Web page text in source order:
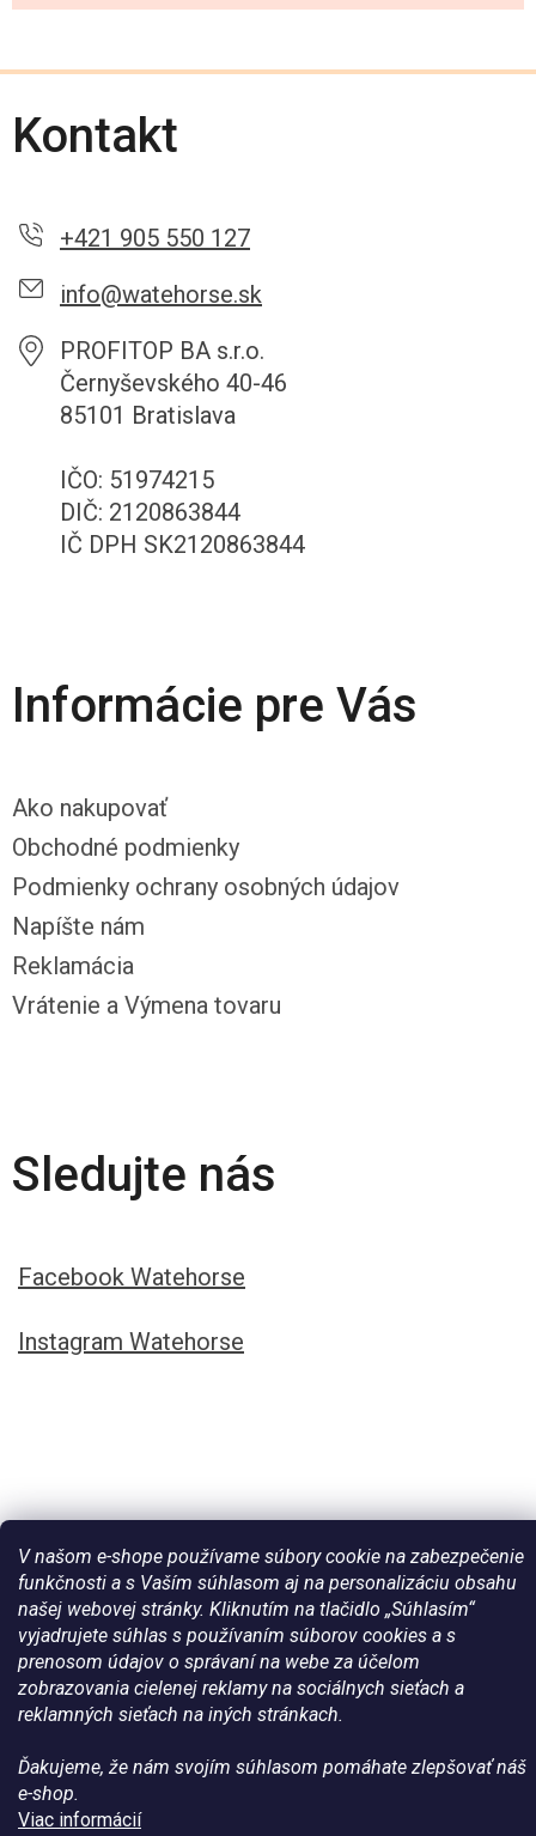
V našom e-shope používame súbory cookie na zabezpečenie
funkčnosti a s Vaším súhlasom aj na personalizáciu obsahu
našej webovej stránky. Kliknutím na tlačidlo „Súhlasím“
vyjadrujete súhlas s používaním súborov cookies a s
prenosom údajov o správaní na webe za účelom
zobrazovania cielenej reklamy na sociálnych sieťach a
reklamných sieťach na iných stránkach.
Ďakujeme, že nám svojím súhlasom pomáhate zlepšovať náš
e-shop.
Viac informácií
Kontakt
+421 905 550 127
info@watehorse.sk
PROFITOP BA s.r.o.
Černyševského 40-46
85101 Bratislava
IČO: 51974215
DIČ: 2120863844
IČ DPH SK2120863844
Informácie pre Vás
Ako nakupovať
Obchodné podmienky
Podmienky ochrany osobných údajov
Napíšte nám
Reklamácia
Vrátenie a Výmena tovaru
Sledujte nás
Facebook Watehorse
Instagram Watehorse
Vytvoril Shoptet
Copyright 2026 Všetko pre vaše kone - WateHorse.sk
práva vyhradené.